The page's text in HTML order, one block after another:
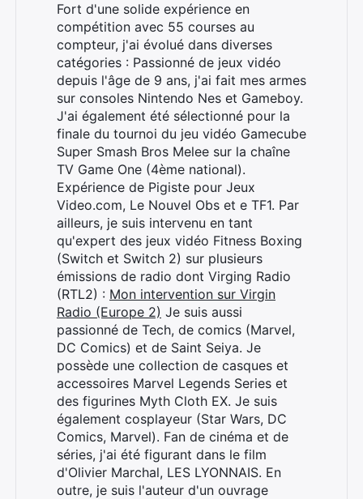
Fort d'une solide expérience en
compétition avec 55 courses au
compteur, j'ai évolué dans diverses
catégories : Passionné de jeux vidéo
depuis l'âge de 9 ans, j'ai fait mes armes
sur consoles Nintendo Nes et Gameboy.
J'ai également été sélectionné pour la
finale du tournoi du jeu vidéo Gamecube
Super Smash Bros Melee sur la chaîne
TV Game One (4ème national).
Expérience de Pigiste pour Jeux
Video.com, Le Nouvel Obs et e TF1. Par
ailleurs, je suis intervenu en tant
qu'expert des jeux vidéo Fitness Boxing
(Switch et Switch 2) sur plusieurs
émissions de radio dont Virging Radio
(RTL2) : Mon intervention sur Virgin
Radio (Europe 2) Je suis aussi
passionné de Tech, de comics (Marvel,
DC Comics) et de Saint Seiya. Je
possède une collection de casques et
accessoires Marvel Legends Series et
des figurines Myth Cloth EX. Je suis
également cosplayeur (Star Wars, DC
Comics, Marvel). Fan de cinéma et de
séries, j'ai été figurant dans le film
d'Olivier Marchal, LES LYONNAIS. En
outre, je suis l'auteur d'un ouvrage
Rechercher
: